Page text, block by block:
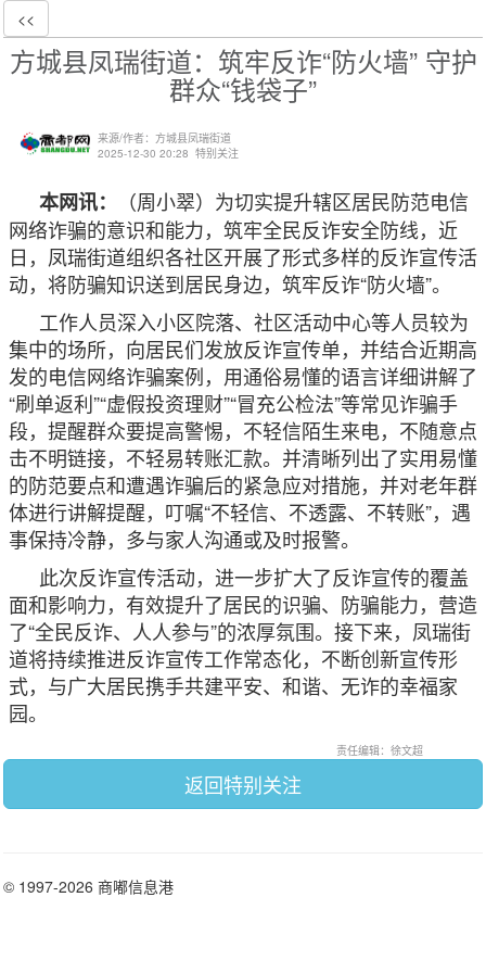
<<
方城县凤瑞街道：筑牢反诈“防火墙” 守护
群众“钱袋子”
来源/作者：方城县凤瑞街道
2025-12-30 20:28 特别关注
本网讯：
（周小翠）为切实提升辖区居民防范电信
网络诈骗的意识和能力，筑牢全民反诈安全防线，近
日，凤瑞街道组织各社区开展了形式多样的反诈宣传活
动，将防骗知识送到居民身边，筑牢反诈“防火墙”。
工作人员深入小区院落、社区活动中心等人员较为
集中的场所，向居民们发放反诈宣传单，并结合近期高
发的电信网络诈骗案例，用通俗易懂的语言详细讲解了
“刷单返利”“虚假投资理财”“冒充公检法”等常见诈骗手
段，提醒群众要提高警惕，不轻信陌生来电，不随意点
击不明链接，不轻易转账汇款。并清晰列出了实用易懂
的防范要点和遭遇诈骗后的紧急应对措施，并对老年群
体进行讲解提醒，叮嘱“不轻信、不透露、不转账”，遇
事保持冷静，多与家人沟通或及时报警。
此次反诈宣传活动，进一步扩大了反诈宣传的覆盖
面和影响力，有效提升了居民的识骗、防骗能力，营造
了“全民反诈、人人参与”的浓厚氛围。接下来，凤瑞街
道将持续推进反诈宣传工作常态化，不断创新宣传形
式，与广大居民携手共建平安、和谐、无诈的幸福家
园。
责任编辑：徐文超
返回特别关注
© 1997-2026 商嘟信息港